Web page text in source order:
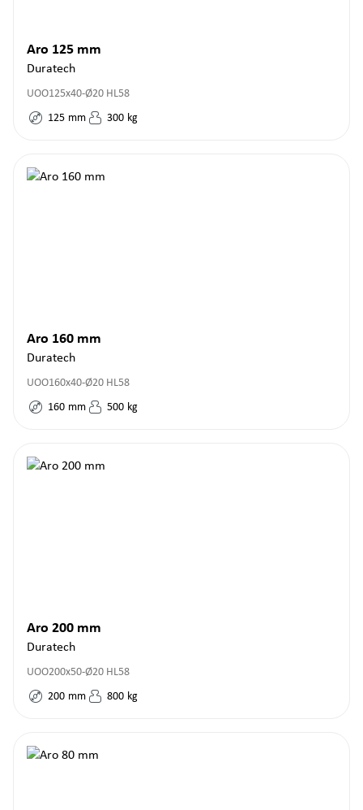
Aro 125 mm
Duratech
UOO125x40-Ø20 HL58
125 mm 300 kg
Aro 160 mm
Duratech
UOO160x40-Ø20 HL58
160 mm 500 kg
Aro 200 mm
Duratech
UOO200x50-Ø20 HL58
200 mm 800 kg